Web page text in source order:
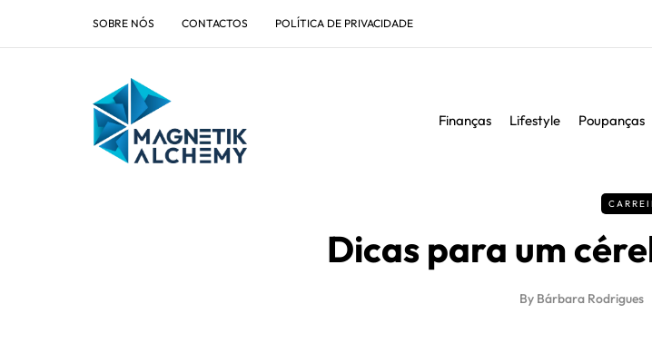
SOBRE NÓS CONTACTOS POLÍTICA DE PRIVACIDADE
Finanças Lifestyle Poupanças
Dicas para um
By Bárbara Rodrigues